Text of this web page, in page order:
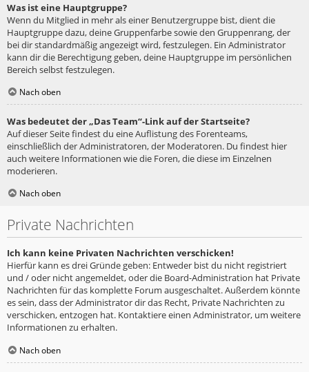
Was ist eine Hauptgruppe?
Wenn du Mitglied in mehr als einer Benutzergruppe bist, dient die
Hauptgruppe dazu, deine Gruppenfarbe sowie den Gruppenrang, der
bei dir standardmäßig angezeigt wird, festzulegen. Ein Administrator
kann dir die Berechtigung geben, deine Hauptgruppe im persönlichen
Bereich selbst festzulegen.
Nach oben
Was bedeutet der „Das Team“-Link auf der Startseite?
Auf dieser Seite findest du eine Auflistung des Forenteams,
einschließlich der Administratoren, der Moderatoren. Du findest hier
auch weitere Informationen wie die Foren, die diese im Einzelnen
moderieren.
Nach oben
Private Nachrichten
Ich kann keine Privaten Nachrichten verschicken!
Hierfür kann es drei Gründe geben: Entweder bist du nicht registriert
und / oder nicht angemeldet, oder die Board-Administration hat Private
Nachrichten für das komplette Forum ausgeschaltet. Außerdem könnte
es sein, dass der Administrator dir das Recht, Private Nachrichten zu
verschicken, entzogen hat. Kontaktiere einen Administrator, um weitere
Informationen zu erhalten.
Nach oben